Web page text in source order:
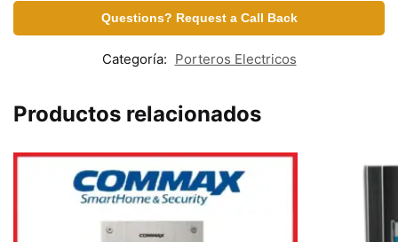
Questions? Request a Call Back
Categoría: Porteros Electricos
Productos relacionados